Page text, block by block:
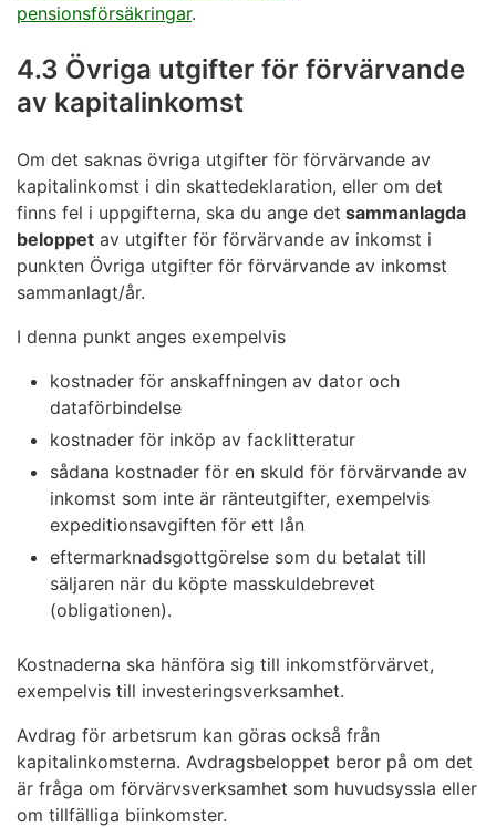
pensionsförsäkringar.
4.3 Övriga utgifter för förvärvande
av kapitalinkomst
Om det saknas övriga utgifter för förvärvande av
kapitalinkomst i din skattedeklaration, eller om det
finns fel i uppgifterna, ska du ange det sammanlagda
beloppet av utgifter för förvärvande av inkomst i
punkten Övriga utgifter för förvärvande av inkomst
sammanlagt/år.
I denna punkt anges exempelvis
kostnader för anskaffningen av dator och
dataförbindelse
kostnader för inköp av facklitteratur
sådana kostnader för en skuld för förvärvande av
inkomst som inte är ränteutgifter, exempelvis
expeditionsavgiften för ett lån
eftermarknadsgottgörelse som du betalat till
säljaren när du köpte masskuldebrevet
(obligationen).
Kostnaderna ska hänföra sig till inkomstförvärvet,
exempelvis till investeringsverksamhet.
Avdrag för arbetsrum kan göras också från
kapitalinkomsterna. Avdragsbeloppet beror på om det
är fråga om förvärvsverksamhet som huvudsyssla eller
om tillfälliga biinkomster.